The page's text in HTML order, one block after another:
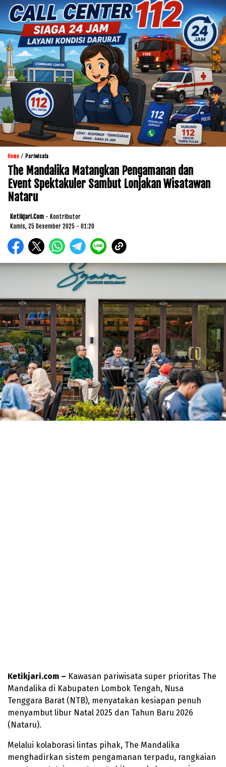
Home / Pariwisata
The Mandalika Matangkan Pengamanan dan
Event Spektakuler Sambut Lonjakan Wisatawan
Nataru
Ketikjari.com - Kontributor
Kamis, 25 Desember 2025 - 01:20
Ketikjari.com – Kawasan pariwisata super prioritas The
Mandalika di Kabupaten Lombok Tengah, Nusa
Tenggara Barat (NTB), menyatakan kesiapan penuh
menyambut libur Natal 2025 dan Tahun Baru 2026
(Nataru).
Melalui kolaborasi lintas pihak, The Mandalika
menghadirkan sistem pengamanan terpadu, rangkaian